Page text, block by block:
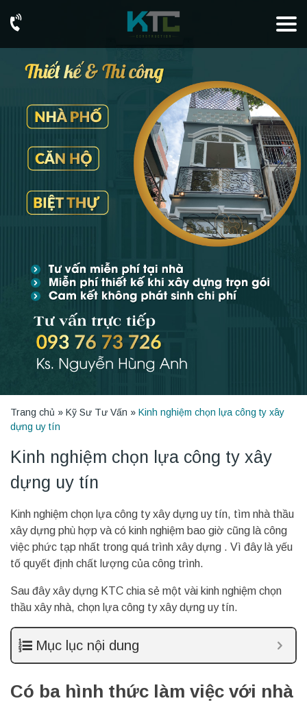
Trang chủ » Kỹ Sư Tư Vấn » Kinh nghiệm chọn lựa công ty xây
dựng uy tín
Kinh nghiệm chọn lựa công ty xây
dựng uy tín
Kinh nghiệm chọn lựa công ty xây dựng uy tín, tìm nhà thầu
xây dựng phù hợp và có kinh nghiệm bao giờ cũng là công
việc phức tạp nhất trong quá trình xây dựng . Vì đây là yếu
tố quyết định chất lượng của công trình.
Sau đây xây dựng KTC chia sẻ một vài kinh nghiệm chọn
thầu xây nhà, chọn lựa công ty xây dựng uy tín.
Mục lục nội dung
Có ba hình thức làm việc với nhà